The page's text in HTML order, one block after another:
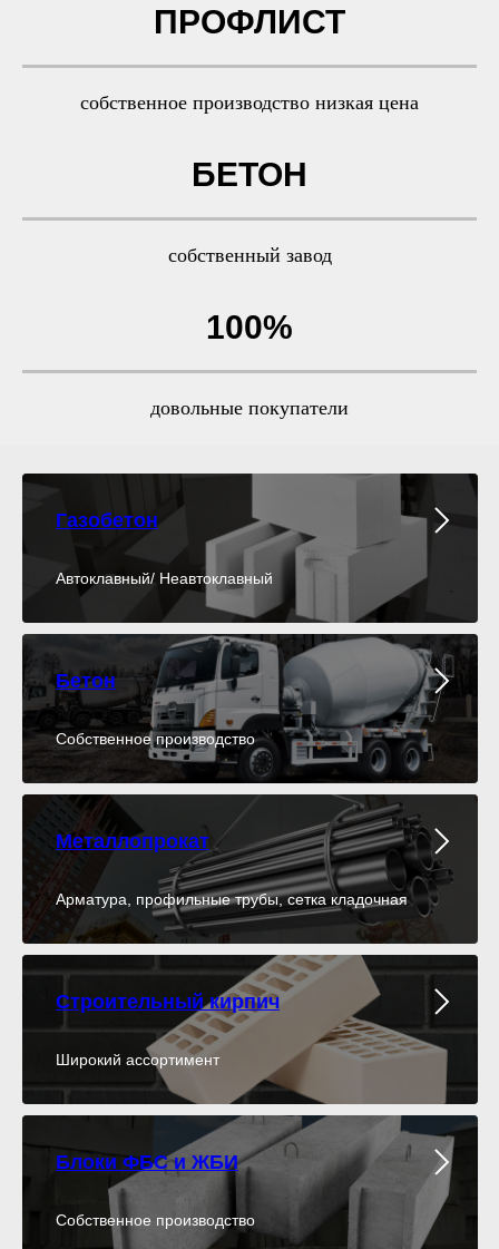
ПРОФЛИСТ
собственное производство низкая цена
БЕТОН
собственный завод
100%
довольные покупатели
Газобетон
Автоклавный/ Неавтоклавный
Бетон
Собственное производство
Металлопрокат
Арматура, профильные трубы, сетка кладочная
Строительный кирпич
Широкий ассортимент
Блоки ФБС и ЖБИ
Собственное производство